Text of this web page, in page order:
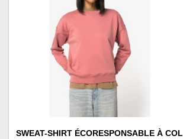
SWEAT-SHIRT ÉCORESPONSABLE À COL